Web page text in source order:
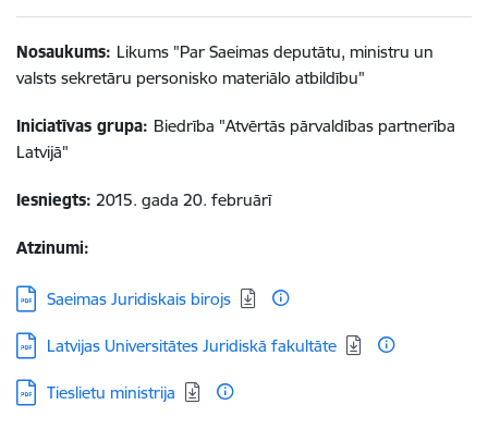
Nosaukums: Likums "Par Saeimas deputātu, ministru un
valsts sekretāru personisko materiālo atbildību"
Iniciatīvas grupa: Biedrība "Atvērtās pārvaldības partnerība
Latvijā"
Iesniegts: 2015. gada 20. februārī
Atzinumi:
Lejupielādēt:
Saeimas Juridiskais birojs
Lejupielādēt:
Latvijas Universitātes Juridiskā fakultāte
Lejupielādēt:
Tieslietu ministrija